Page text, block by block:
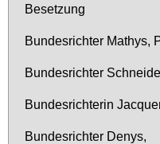
Be­set­zung
Bun­des­rich­ter Ma­thys,
Bun­des­rich­ter
Bun­des­rich­te­rin
Bun­des­rich­ter De­nys,